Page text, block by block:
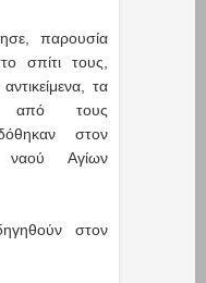
παρουσία
σπίτι τους,
τα
από τους
στον
ναού Αγίων
στον